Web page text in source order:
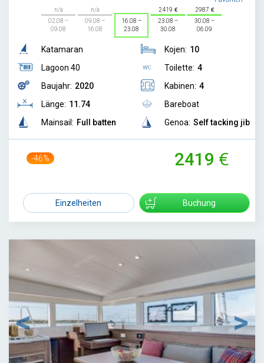
n/a
02.08 –
09.08
n/a
09.08 –
16.08
16.08 –
23.08
2419
23.08 –
30.08
2987
30.08 –
06.09
Katamaran
Lagoon 40
Baujahr: 2020
Länge: 11.74
Mainsail: Full batten
Kojen: 10
Toilette: 4
Kabinen: 4
Bareboat
Genoa: Self tacking jib
-46% 2419
Einzelheiten Buchung